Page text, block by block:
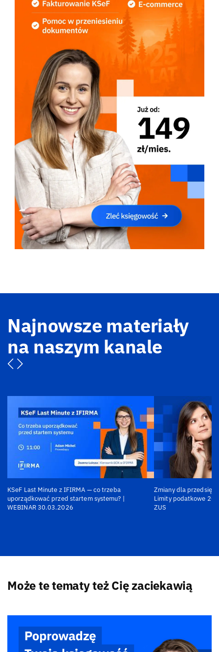
Najnowsze materiały
na naszym kanale
KSeF Last Minute z IFIRMA — co trzeba
uporządkować przed startem systemu? |
WEBINAR 30.03.2026
Zmiany dla
Limity podatkowe
ZUS
Może te tematy też Cię zaciekawią